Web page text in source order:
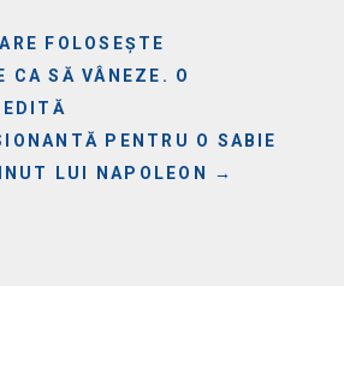
FOLOSEȘTE
CA SĂ VÂNEZE. O
PENTRU O SABIE
LUI NAPOLEON
→